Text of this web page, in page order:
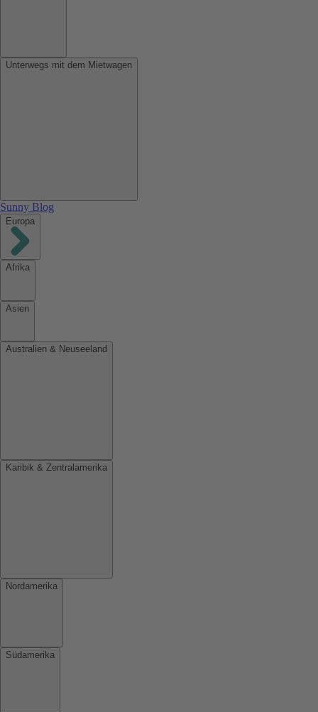
Unterwegs mit dem Mietwagen
Sunny Blog
Europa
Afrika
Asien
Australien & Neuseeland
Karibik & Zentralamerika
Nordamerika
Südamerika